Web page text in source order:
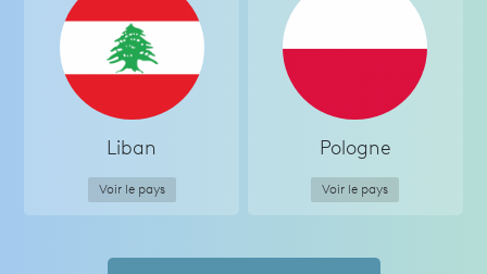
Liban
Voir le pays
Pologne
Voir le pays